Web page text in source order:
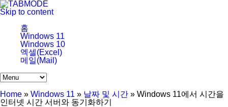
Skip to content
홈
Windows 11
Windows 10
엑셀(Excel)
메일(Mail)
Home » Windows 11 » 날짜 및 시간 » Windows 11에서 시간을
인터넷 시간 서버와 동기화하기